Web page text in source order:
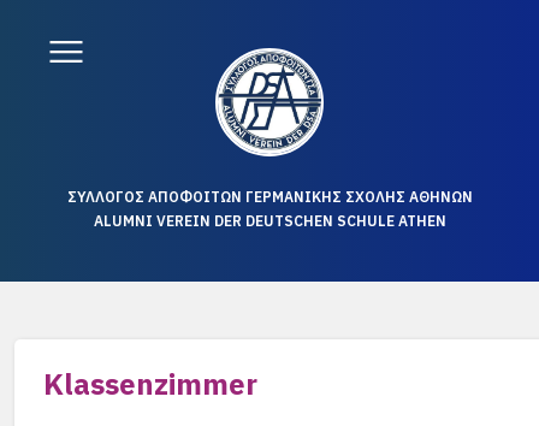
ΣΥΛΛΟΓΟΣ ΑΠΟΦΟΙΤΩΝ ΓΕΡΜΑΝΙΚΗΣ ΣΧΟΛΗΣ ΑΘΗΝΩΝ
ALUMNI VEREIN DER DEUTSCHEN SCHULE ATHEN
Klassenzimmer